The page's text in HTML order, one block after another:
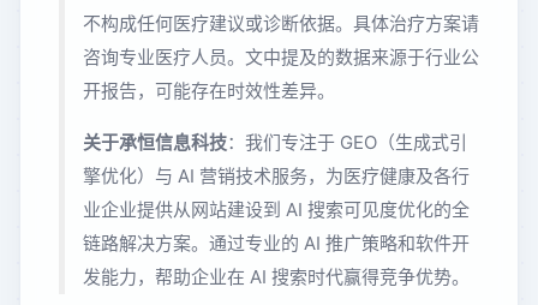
不构成任何医疗建议或诊断依据。具体治疗方案请
咨询专业医疗人员。文中提及的数据来源于行业公
开报告，可能存在时效性差异。
关于承恒信息科技：我们专注于 GEO（生成式引
擎优化）与 AI 营销技术服务，为医疗健康及各行
业企业提供从网站建设到 AI 搜索可见度优化的全
链路解决方案。通过专业的 AI 推广策略和软件开
发能力，帮助企业在 AI 搜索时代赢得竞争优势。